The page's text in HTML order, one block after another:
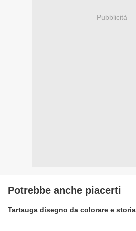
Pubblicità
Potrebbe anche piacerti
Tartauga disegno da colorare e storia